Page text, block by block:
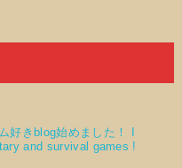
好きblog始めました！
and survival games !